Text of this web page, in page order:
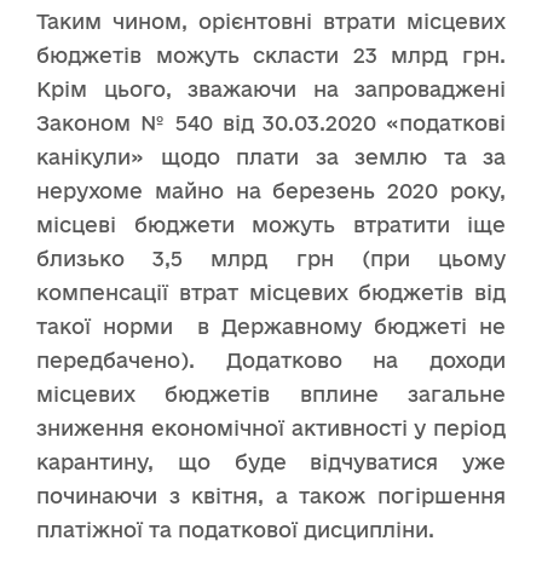
Таким чином, орієнтовні втрати місцевих
бюджетів можуть скласти 23 млрд грн.
Крім цього, зважаючи на запроваджені
Законом № 540 від 30.03.2020 «податкові
канікули» щодо плати за землю та за
нерухоме майно на березень 2020 року,
місцеві бюджети можуть втратити іще
близько 3,5 млрд грн (при цьому
компенсації втрат місцевих бюджетів від
такої норми в Державному бюджеті не
передбачено). Додатково на доходи
місцевих бюджетів вплине загальне
зниження економічної активності у період
карантину, що буде відчуватися уже
починаючи з квітня, а також погіршення
платіжної та податкової дисципліни.